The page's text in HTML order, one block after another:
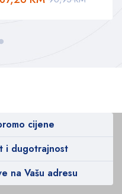
cijene
i dugotrajnost
na Vašu adresu